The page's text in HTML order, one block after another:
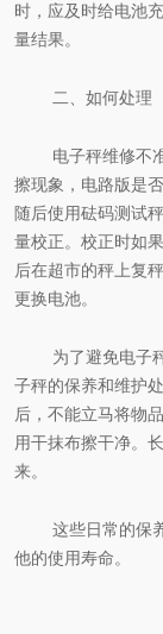
时，应及时给电池
量结果。
二、如何处理
电子秤维修不
擦现象，电路版是
随后使用砝码测试
量校正。校正时如
后在超市的秤上复
更换电池。
为了避免电子
子秤的保养和维护处
后，不能立马将物
用干抹布擦干净。
来。
这些日常的保
他的使用寿命。